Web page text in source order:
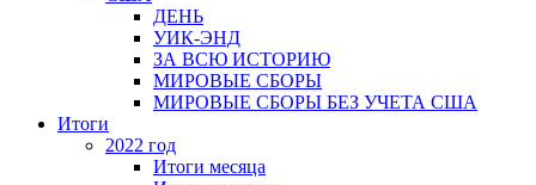
ДЕНЬ
УИК-ЭНД
ЗА ВСЮ ИСТОРИЮ
МИРОВЫЕ СБОРЫ
МИРОВЫЕ СБОРЫ БЕЗ УЧЕТА США
Итоги
2022 год
Итоги месяца